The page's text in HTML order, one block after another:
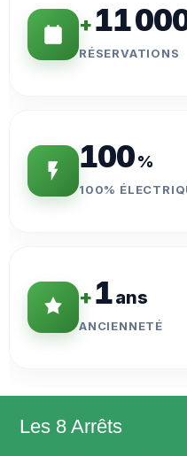
+11
RÉSERVATIONS
100%
100%
+1ans
ANCIENNETÉ
Les 8 Arrêts